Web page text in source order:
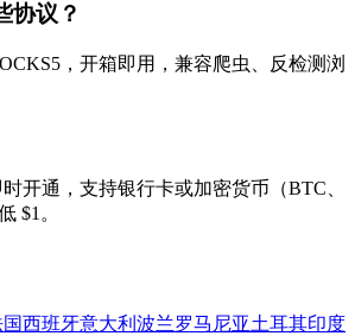
协议？
，开箱即用，兼容爬虫、反检测浏
开通，支持银行卡或加密货币（BTC、
$1。
西班牙意大利 波兰罗马尼亚土耳其印度